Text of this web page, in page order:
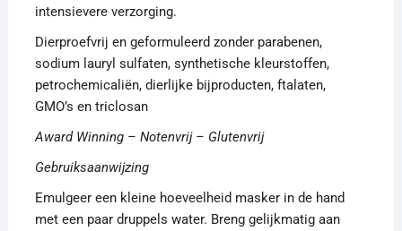
intensievere verzorging.
Dierproefvrij en geformuleerd zonder parabenen,
sodium lauryl sulfaten, synthetische kleurstoffen,
petrochemicaliën, dierlijke bijproducten, ftalaten,
GMO’s en triclosan
Award Winning – Notenvrij – Glutenvrij
Gebruiksaanwijzing
Emulgeer een kleine hoeveelheid masker in de hand
met een paar druppels water. Breng gelijkmatig aan